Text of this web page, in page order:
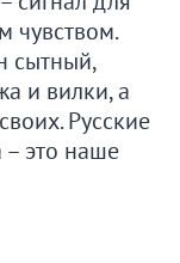
чувством.
сытный,
и вилки, а
Русские
– это наше